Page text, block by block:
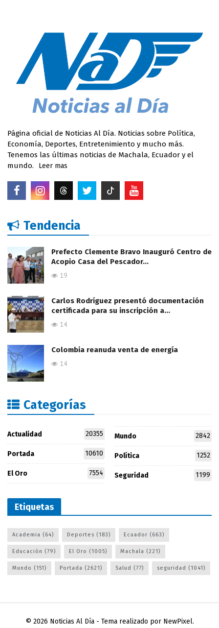
Página oficial de Noticias Al Día. Noticias sobre Política,
Economía, Deportes, Entretenimiento y mucho más.
Tenemos las últimas noticias de Machala, Ecuador y el
mundo.
Leer mas
Tendencia
Prefecto Clemente Bravo Inauguró Centro de
Acopio Casa del Pescador…
19
Carlos Rodríguez presentó documentación
certificada para su inscripción a…
14
Colombia reanuda venta de energía
14
Categorías
Actualidad 20355
Portada 10610
El Oro 7554
Mundo 2842
Política 1252
Seguridad 1199
Etiquetas
Academia (64) Deportes (183) Ecuador (663)
Educación (79) El Oro (1005) Machala (221)
Mundo (151) Portada (2621) Salud (77) seguridad (1041)
© 2026 Noticias Al Día- Tema realizado por NewPixel.